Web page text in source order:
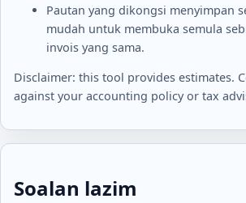
Pautan yang dikongsi menyimpan
mudah untuk membuka semula
invois yang sama.
Disclaimer: this tool provides estimates.
against your accounting policy or tax
Soalan lazim